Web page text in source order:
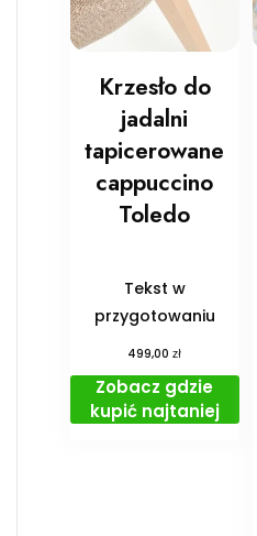
Krzesło do
jadalni
tapicerowane
cappuccino
Toledo
Tekst w
przygotowaniu
499,00zł
Zobacz gdzie
kupić najtaniej